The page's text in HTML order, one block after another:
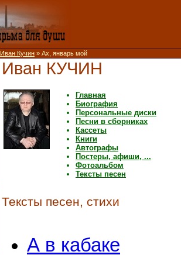
Иван Кучин » Ах, январь мой
Иван КУЧИН
Главная
Биография
Персональные диски
Песни в сборниках
Кассеты
Книги
Автографы
Постеры, афиши, ...
Фотоальбом
Тексты песен
Тексты песен, стихи
А в кабаке